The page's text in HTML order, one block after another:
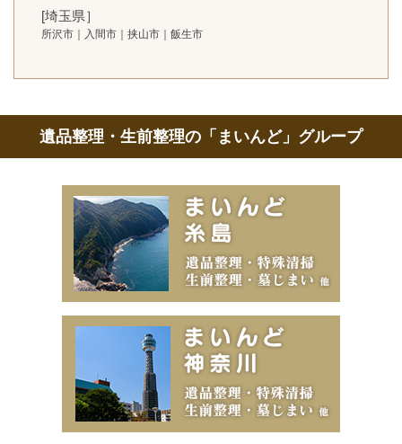
[埼玉県］
所沢市｜入間市｜挟山市｜飯生市
遺品整理・生前整理の「まいんど」グループ